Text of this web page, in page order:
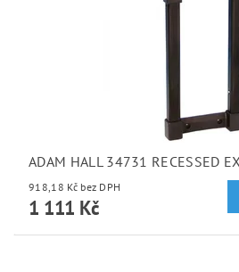
ADAM HALL 34731 RECESSED
918,18 Kč bez DPH
1 111 Kč